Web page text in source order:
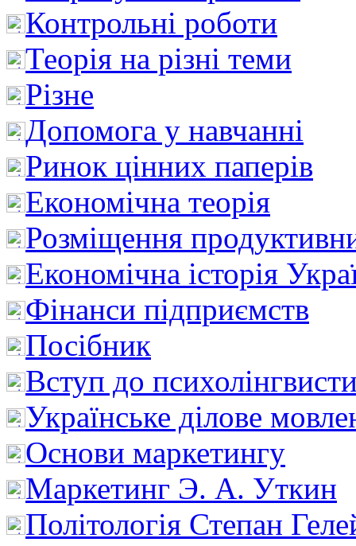
Контрольні роботи
Теорія на різні теми
Різне
Допомога у навчанні
Ринок цінних паперів
Економічна теорія
Розміщення
Економічна історія
Фінанси підприємств
Посібник
Вступ до
Українське ділове
Основи маркетингу
Маркетинг Э. А. Уткин
Політологія Степан